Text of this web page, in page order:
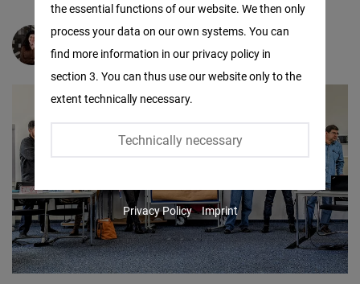
the essential functions of our website. We then only
process your data on our own systems. You can
find more information in our privacy policy in
section 3. You can thus use our website only to the
extent technically necessary.
Technically necessary
Facebook
Embed
Twitter
Embed
Youtube
Embed
Privacy Policy Imprint